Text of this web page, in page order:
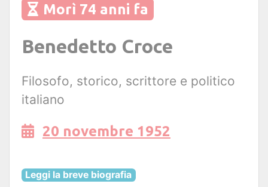
Morì 74 anni fa
Benedetto Croce
Filosofo, storico, scrittore e politico
italiano
20 novembre 1952
Leggi la breve biografia